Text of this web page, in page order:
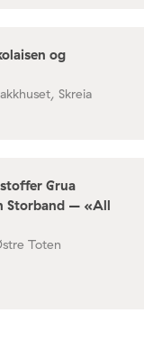
og
Skreia
Grua
Storband – «All
Toten